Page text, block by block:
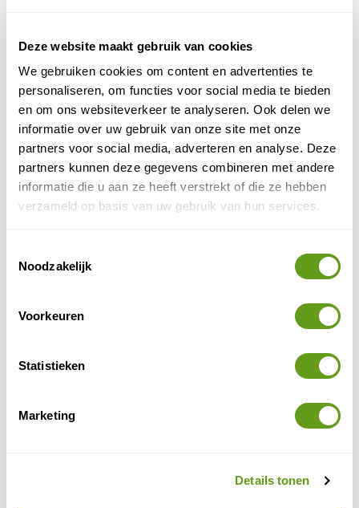
Deze website maakt gebruik van cookies
We gebruiken cookies om content en advertenties te
personaliseren, om functies voor social media te bieden
en om ons websiteverkeer te analyseren. Ook delen we
informatie over uw gebruik van onze site met onze
partners voor social media, adverteren en analyse. Deze
partners kunnen deze gegevens combineren met andere
informatie die u aan ze heeft verstrekt of die ze hebben
verzameld op basis van uw gebruik van hun services.
Noodzakelijk
Voorkeuren
Statistieken
Marketing
Details tonen
Ga op ontdekkingstocht naar de culturele trekpleisters
van Sevilla, de hoofdstad van Andalusië. Bekijk
bijvoorbeeld de indrukwekkende Gotische kathedraal
en beklim de 104,5 meter hoge klokkentoren voor een
fenomenaal uitzicht over Sevilla. Bezichtig het
Koninklijk Paleis met zijn bijzondere mix aan
bouwstijlen. Ook op culinair gebied staat je hier veel te
hier geserveerd krijgt, zijn werkelijk kunstwerkjes!
van de vele leuke pretparken en/of heb veel
waterplezier in een waterpark. Bekijk ook onze tips
. Op onze algemene
pagina vind je nog meer leuke tips over wat te doen in